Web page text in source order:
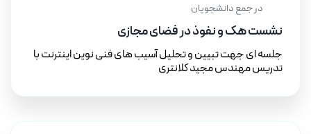
در جمع دانشجویان
نشست هک و نفوذ در فضای مجازی
جلسه ای جهت تبیین و تحلیل آسیب های فنی نوین اینترنت با
تدریس مهندس مجید کلانتری